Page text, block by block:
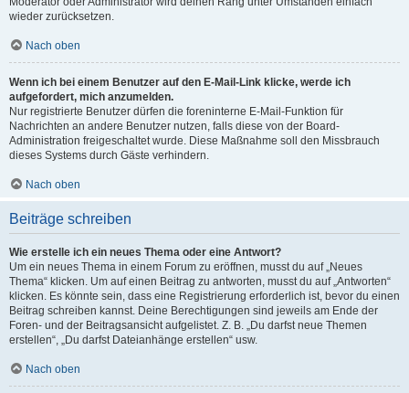
wieder zurücksetzen.
Nach oben
Wenn ich bei einem Benutzer auf den E-Mail-Link klicke, werde ich
aufgefordert, mich anzumelden.
Nur registrierte Benutzer dürfen die foreninterne E-Mail-Funktion für
Nachrichten an andere Benutzer nutzen, falls diese von der Board-
Administration freigeschaltet wurde. Diese Maßnahme soll den Missbrauch
dieses Systems durch Gäste verhindern.
Nach oben
Beiträge schreiben
Wie erstelle ich ein neues Thema oder eine Antwort?
Um ein neues Thema in einem Forum zu eröffnen, musst du auf „Neues
Thema“ klicken. Um auf einen Beitrag zu antworten, musst du auf „Antworten“
klicken. Es könnte sein, dass eine Registrierung erforderlich ist, bevor du einen
Beitrag schreiben kannst. Deine Berechtigungen sind jeweils am Ende der
Foren- und der Beitragsansicht aufgelistet. Z. B. „Du darfst neue Themen
erstellen“, „Du darfst Dateianhänge erstellen“ usw.
Nach oben